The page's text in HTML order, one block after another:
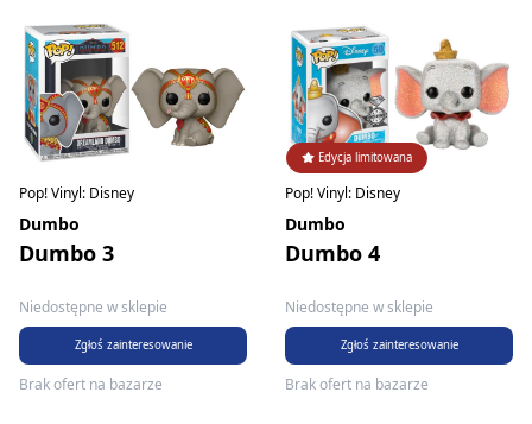
Pop! Vinyl: Disney
Dumbo
Dumbo 3
Niedostępne w sklepie
Zgłoś zainteresowanie
Brak ofert na bazarze
Edycja limitowana
Pop! Vinyl: Disney
Dumbo
Dumbo 4
Niedostępne w sklepie
Zgłoś zainteresowanie
Brak ofert na bazarze